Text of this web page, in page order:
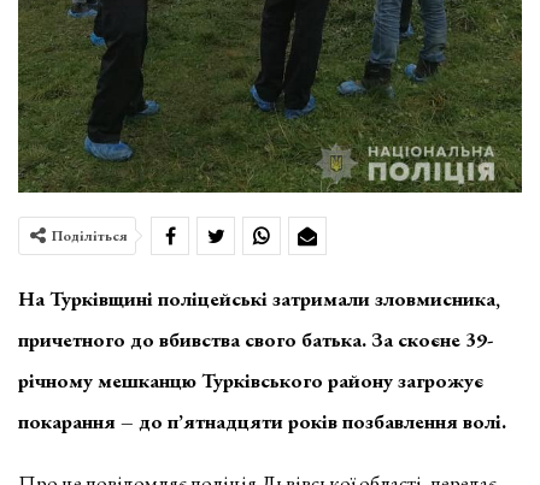
Поділіться
На Турківщині поліцейські затримали зловмисника,
причетного до вбивства свого батька. За скоєне 39-
річному мешканцю Турківського району загрожує
покарання – до п’ятнадцяти років позбавлення волі.